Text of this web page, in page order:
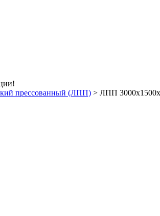
прессованный (ЛПП) > ЛПП